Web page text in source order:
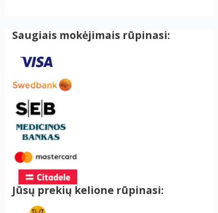
Saugiais mokėjimais rūpinasi:
Jūsų prekių kelione rūpinasi: